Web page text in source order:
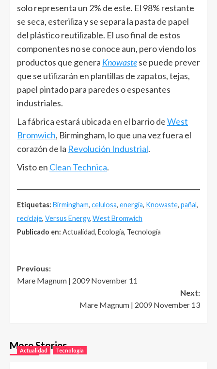
solo representa un 2% de este. El 98% restante
se seca, esteriliza y se separa la pasta de papel
del plástico reutilizable. El uso final de estos
componentes no se conoce aun, pero viendo los
productos que genera Knowastese puede prever
que se utilizarán en plantillas de zapatos, tejas,
papel pintado para paredes o espesantes
industriales.
La fábrica estará ubicada en el barrio deWest
Bromwich, Birmingham, lo que una vez fuera el
corazón de la Revolución Industrial.
Visto en Clean Technica.
Etiquetas: Birmingham, celulosa, energía, Knowaste, pañal,
reciclaje, Versus Energy, West Bromwich
Publicado en: Actualidad, Ecología, Tecnología
Post
navigation
Previous:
Mare Magnum | 2009 November 11
Next:
Mare Magnum | 2009 November 13
More Stories
Actualidad Tecnología